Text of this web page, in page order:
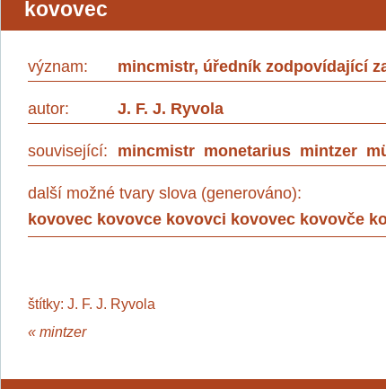
kovovec
význam: mincmistr, úředník zodpovídající
autor: J. F. J. Ryvola
související: mincmistr monetarius mintzer
další možné tvary slova (generováno):
kovovec kovovce kovovci kovovec kovovče
štítky: J. F. J. Ryvola
« mintzer